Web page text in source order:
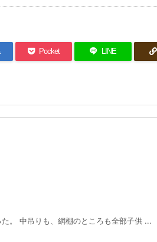
Pocket LINE
。 中吊りも、網棚のところも全部子供 ...